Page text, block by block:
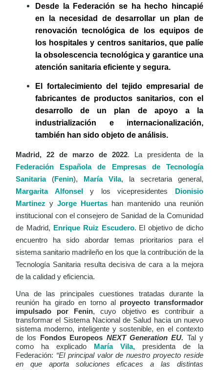
Desde la Federación se ha hecho hincapié
en la necesidad de desarrollar un plan de
renovación tecnológica de los equipos de
los hospitales y centros sanitarios, que palíe
la obsolescencia tecnológica y garantice una
atención sanitaria eficiente y segura.
El fortalecimiento del tejido empresarial de
fabricantes de productos sanitarios, con el
desarrollo de un plan de apoyo a la
industrialización e internacionalización,
también han sido objeto de análisis.
Madrid, 22 de marzo de 2022. La presidenta de la
Federación Española de Empresas de Tecnología
Sanitaria (Fenin), María Vila, la secretaria general,
Margarita Alfonsely los vicepresidentes Dionisio
Martinez y Jorge Huertas han mantenido una reunión
institucional con el consejero de Sanidad de la Comunidad
de Madrid, Enrique Ruiz Escudero. El objetivo de dicho
encuentro ha sido abordar temas prioritarios para el
sistema sanitario madrileño en los que la contribución de la
Tecnología Sanitaria resulta decisiva de cara a la mejora
de la calidad y eficiencia.
Una de las principales cuestiones tratadas durante la
reunión ha girado en torno al proyecto transformador
impulsado por Fenin, cuyo objetivo es contribuir a
transformar el Sistema Nacional de Salud hacia un nuevo
sistema moderno, inteligente y sostenible, en el contexto
de los Fondos Europeos NEXT Generation EU. Tal y
como ha explicado
María Vila, presidenta de la
Federación: “El principal valor de nuestro proyecto reside
en que aporta soluciones eficaces a las distintas